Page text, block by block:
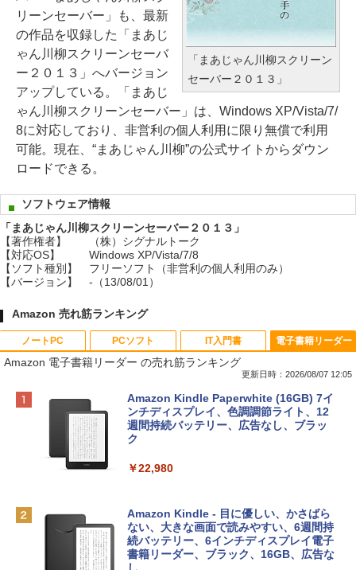
「まあじゃん川柳スクリーン
セーバー２０１３」
リーンセーバー」も、最新
の作品を収録した「まあじ
ゃん川柳スクリーンセーバ
ー２０１３」へバージョン
アップしている。「まあじ
ゃん川柳スクリーンセーバー」は、Windows XP/Vista/7/
8に対応しており、非営利の個人利用に限り無償で利用
可能。現在、“まあじゃん川柳”の公式サイトからダウン
ロードできる。
ソフトウェア情報
「まあじゃん川柳スクリーンセーバー２０１３」
【著作権者】
（株）シグナルトーク
【対応OS】
Windows XP/Vista/7/8
【ソフト種別】
フリーソフト（非営利の個人利用のみ）
【バージョン】
-（13/08/01）
Amazon 売れ筋ランキング
ノートPC
Apple 2026 MacBook Neo A18 Proチッ
プ搭載13インチノートブック：AIとAppl
e Intelligence、Liquid Retinaディスプ
レイ、8GBメモリ、512GB SSD、1080p
ィゴ + 3年延長 AppleCare+ for 13インチ
￥162,598
tomtoc 360°保護 15.6 16インチ パソコ
PCソフト
Robloxギフトカード - 800 Robux 【限
定バーチャルアイテムを含む】 【オンラ
インゲームコード】 ロブロックス | オン
ラインコード版
￥1,300
Microsoft Office Home & Business 202
4(最新 永続版)|オンラインコード版|Wind
ows11、10/mac対応|PC2台
IT入門書
生成AIパスポート公式テキスト 第４版
￥1,766
出す プロンプトの言葉 AI画像生成シリー
ズ (はぴーイラストLabo)
￥480
電子書籍リーダー
Amazon 電子書籍リーダー の売れ筋ランキング
更新日時：2026/08/07 12:05
Amazon Kindle Paperwhite (16GB) 7イ
ンチディスプレイ、色調調節ライト、12
週間持続バッテリー、広告なし、ブラッ
ク
￥22,980
Amazon Kindle - 目に優しい、かさばら
ない、大きな画面で読みやすい、6週間持
続バッテリー、6インチディスプレイ電子
書籍リーダー、ブラック、16GB、広告な